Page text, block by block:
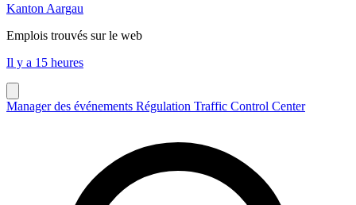
Kanton Aargau
Emplois trouvés sur le web
Il y a 15 heures
Manager des événements Régulation Traffic Control Center